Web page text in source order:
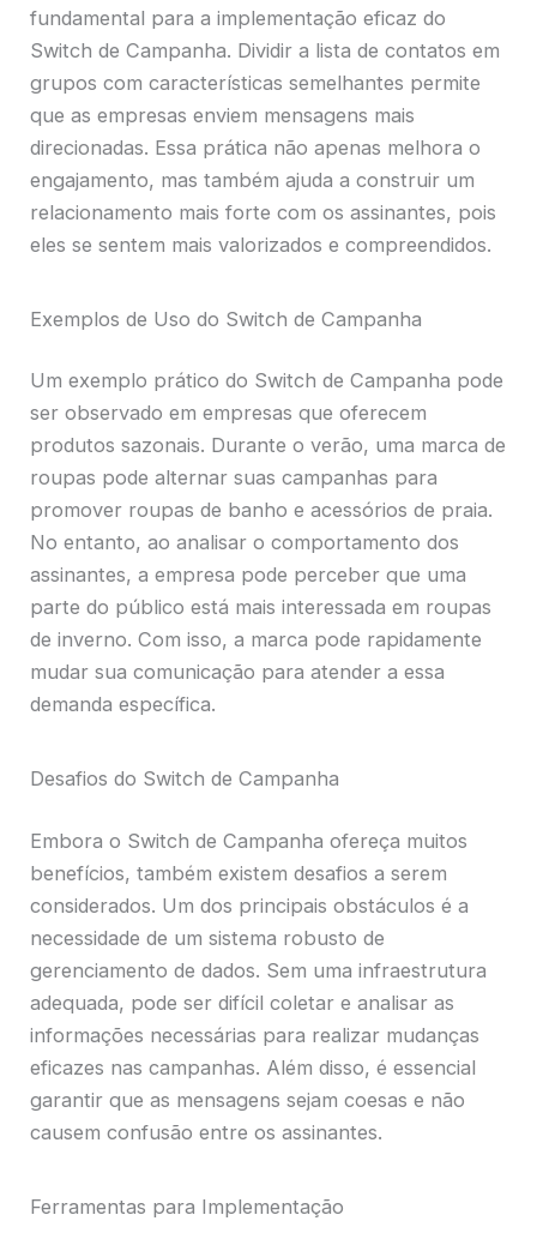
fundamental para a implementação eficaz do
Switch de Campanha. Dividir a lista de contatos em
grupos com características semelhantes permite
que as empresas enviem mensagens mais
direcionadas. Essa prática não apenas melhora o
engajamento, mas também ajuda a construir um
relacionamento mais forte com os assinantes, pois
eles se sentem mais valorizados e compreendidos.
Exemplos de Uso do Switch de Campanha
Um exemplo prático do Switch de Campanha pode
ser observado em empresas que oferecem
produtos sazonais. Durante o verão, uma marca de
roupas pode alternar suas campanhas para
promover roupas de banho e acessórios de praia.
No entanto, ao analisar o comportamento dos
assinantes, a empresa pode perceber que uma
parte do público está mais interessada em roupas
de inverno. Com isso, a marca pode rapidamente
mudar sua comunicação para atender a essa
demanda específica.
Desafios do Switch de Campanha
Embora o Switch de Campanha ofereça muitos
benefícios, também existem desafios a serem
considerados. Um dos principais obstáculos é a
necessidade de um sistema robusto de
gerenciamento de dados. Sem uma infraestrutura
adequada, pode ser difícil coletar e analisar as
informações necessárias para realizar mudanças
eficazes nas campanhas. Além disso, é essencial
garantir que as mensagens sejam coesas e não
causem confusão entre os assinantes.
Ferramentas para Implementação